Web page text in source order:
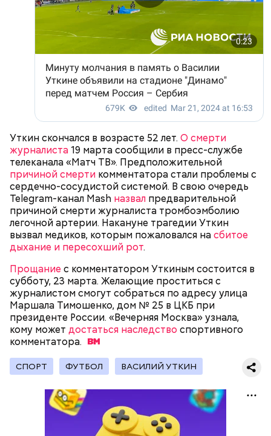
Уткин скончался в возрасте 52 лет. О смерти
журналиста 19 марта сообщили в пресс-службе
телеканала «Матч ТВ». Предположительной
причиной смерти комментатора стали проблемы с
сердечно-сосудистой системой. В свою очередь
Telegram-канал Mash назвал предварительной
причиной смерти журналиста тромбоэмболию
легочной артерии. Накануне трагедии Уткин
вызвал медиков, которым пожаловался насбитое
дыхание и пересохший рот.
Прощание с комментатором Уткиным состоится в
субботу, 23 марта. Желающие проститься с
журналистом смогут собраться по адресу улица
Маршала Тимошенко, дом № 25 в ЦКБ при
президенте России. «Вечерняя Москва» узнала,
кому может достаться наследство спортивного
комментатора.
СПОРТ ФУТБОЛ ВАСИЛИЙ УТКИН
Весной 1949 года Яшин присоединился к главному
составу команды — стал третьим вратарем. В
любимом клубе он играл до конца спортивного
пути — начала 70-х. Яшин был так сильно предан
родной команде, что даже в ходе игр за сборную
не мог расстаться с футболкой, на которой была
начертана буква «Д».
Способности Яшина позволяли ему быть
востребованным в разных видах спорта. Он был
хорош в хоккее. В 50-х стал чемпионом СССР, его
активно звали в сборную страны, но он отказался,
так как уже сделал свой выбор.